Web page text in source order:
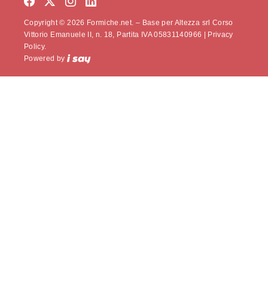
Copyright © 2026 Formiche.net. – Base per Altezza srl Corso
Vittorio Emanuele II, n. 18, Partita IVA 05831140966 | Privacy
Policy.
Powered by